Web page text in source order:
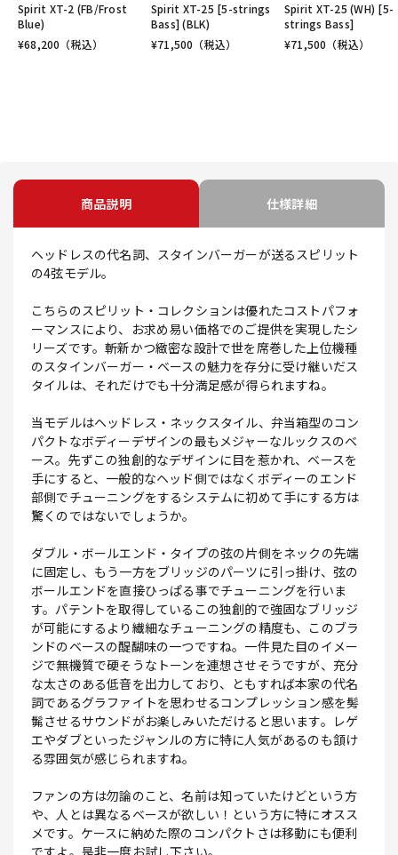
Spirit XT-2 (FB/Frost
Blue)
¥68,200 （税込）
Spirit XT-25 [5-strings
Bass] (BLK)
¥71,500 （税込）
Spirit XT-25 (WH) [5-
strings Bass]
¥71,500 （税込）
商品説明 仕様詳細
ヘッドレスの代名詞、スタインバーガーが送るスピリット
の4弦モデル。
こちらのスピリット・コレクションは優れたコストパフォ
ーマンスにより、お求め易い価格でのご提供を実現したシ
リーズです。斬新かつ緻密な設計で世を席巻した上位機種
のスタインバーガー・ベースの魅力を存分に受け継いだス
タイルは、それだけでも十分満足感が得られますね。
当モデルはヘッドレス・ネックスタイル、弁当箱型のコン
パクトなボディーデザインの最もメジャーなルックスのベ
ース。先ずこの独創的なデザインに目を惹かれ、ベースを
手にすると、一般的なヘッド側ではなくボディーのエンド
部側でチューニングをするシステムに初めて手にする方は
驚くのではないでしょうか。
ダブル・ボールエンド・タイプの弦の片側をネックの先端
に固定し、もう一方をブリッジのパーツに引っ掛け、弦の
ボールエンドを直接ひっぱる事でチューニングを行いま
す。パテントを取得しているこの独創的で強固なブリッジ
が可能にするより繊細なチューニングの精度も、このブラ
ンドのベースの醍醐味の一つですね。一件見た目のイメー
ジで無機質で硬そうなトーンを連想させそうですが、充分
な太さのある低音を出力しており、ともすれば本家の代名
詞であるグラファイトを思わせるコンプレッション感を髣
髴させるサウンドがお楽しみいただけると思います。レゲ
エやダブといったジャンルの方に特に人気があるのも頷け
る雰囲気が感じられますね。
ファンの方は勿論のこと、名前は知っていたけどという方
や、人とは異なるベースが欲しい！という方に特にオスス
メです。ケースに納めた際のコンパクトさは移動にも便利